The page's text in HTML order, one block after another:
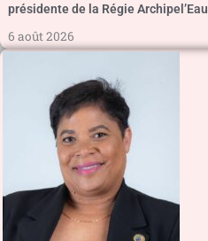
présidente de la Régie Archipel’Eau
6 août 2026